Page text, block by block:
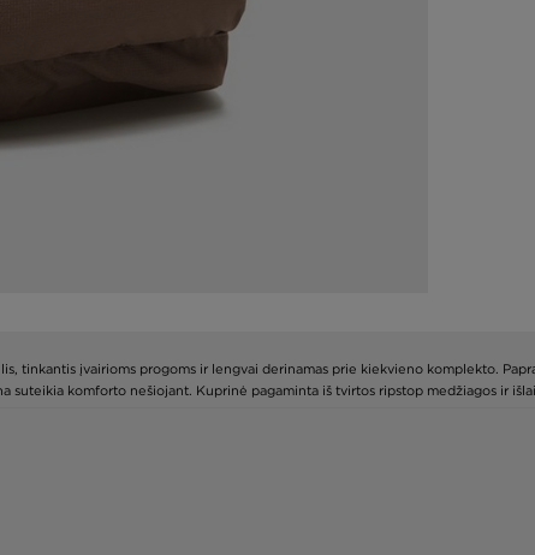
tinkantis įvairioms progoms ir lengvai derinamas prie kiekvieno komplekto.
komforto nešiojant. Kuprinė pagaminta iš tvirtos ripstop medžiagos ir